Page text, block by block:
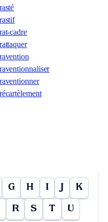
cadre
G H I J K
R S T U